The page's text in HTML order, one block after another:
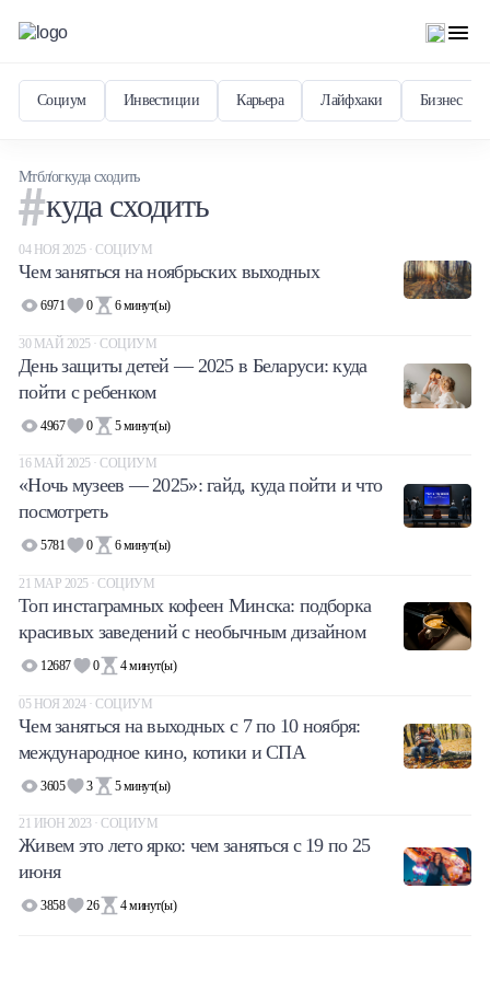
Социум Инвестиции Карьера Лайфхаки Бизнес
Халва
Онлайн-обменник
Премиальный сервис Prime Line
Потребительский кредит
Карта КАКТУС
Продукты для Бизнеса
Мтблогкуда сходить
куда сходить
04 НОЯ 2025 · СОЦИУМ
Чем заняться на ноябрьских выходных
6971 0 6 минут(ы)
30 МАЙ 2025 · СОЦИУМ
День защиты детей — 2025 в Беларуси: куда
пойти с ребенком
4967 0 5 минут(ы)
16 МАЙ 2025 · СОЦИУМ
«Ночь музеев — 2025»: гайд, куда пойти и что
посмотреть
5781 0 6 минут(ы)
21 МАР 2025 · СОЦИУМ
Топ инстаграмных кофеен Минска: подборка
красивых заведений с необычным дизайном
12687 0 4минут(ы)
05 НОЯ 2024 · СОЦИУМ
Чем заняться на выходных с 7 по 10 ноября:
международное кино, котики и СПА
3605 3 5 минут(ы)
21 ИЮН 2023 · СОЦИУМ
Живем это лето ярко: чем заняться с 19 по 25
июня
3858 26 4минут(ы)